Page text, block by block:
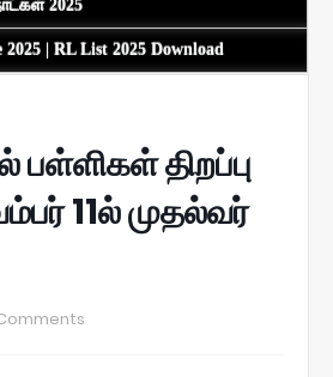
2025
| RL List 2025 Download
பள்ளிகள் திறப்பு
11ல் முதல்வர்